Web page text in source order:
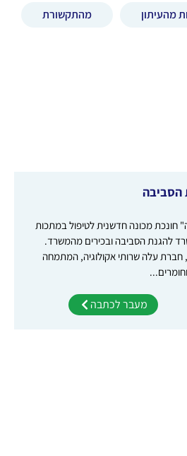
מהעיתון מהתקשורת
הסביבה
חונכת מכונה חדשנית לטיפול במתכות
להגנת הסביבה ובכירים מהמשרד.
בתאריך 12 בדצמבר 2024, חברת עלה שרותי אקולוגיה, המתמחה
מעבר לכתבה